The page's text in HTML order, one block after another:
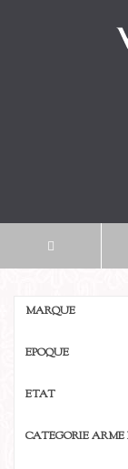
MARQUE
EPOQUE
ETAT
CATÉGORIE